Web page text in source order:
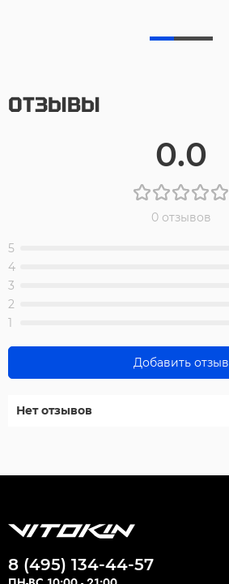
ОТЗЫВЫ
0.0
0 отзывов
5
4
3
2
1
Добавить отзыв
Нет отзывов
8 (495) 134-44-57